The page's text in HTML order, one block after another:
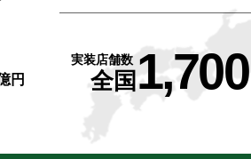
実装店舗数
全国 1,700
円